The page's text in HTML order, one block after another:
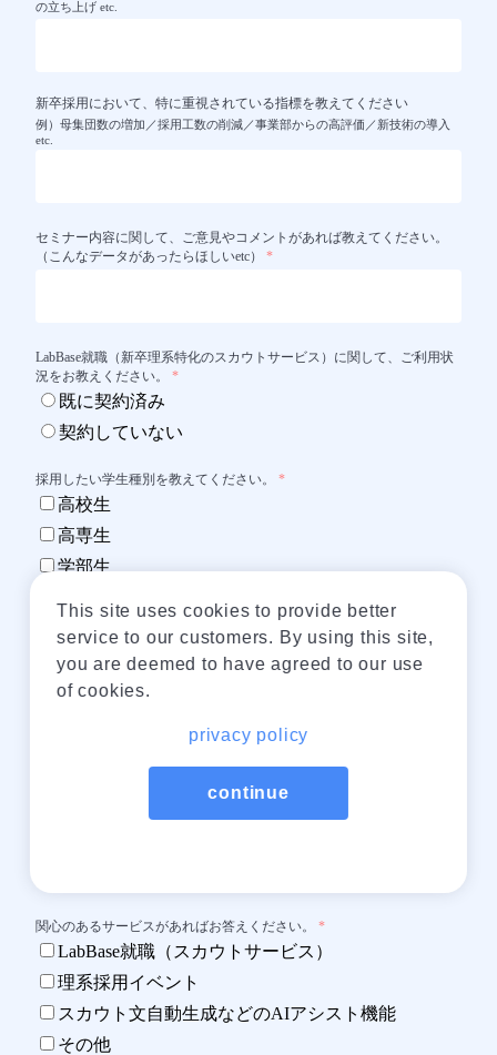
This site uses cookies to provide better
service to our customers. By using this site,
you are deemed to have agreed to our use
of cookies.
privacy policy
continue